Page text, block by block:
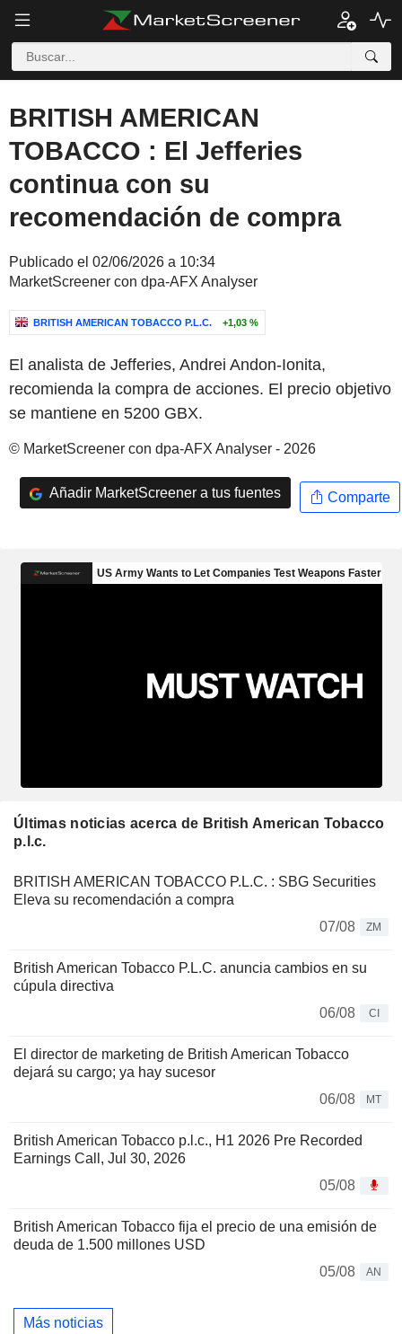
BRITISH AMERICAN
TOBACCO : El Jefferies
continua con su
recomendación de compra
Publicado el 02/06/2026 a 10:34
MarketScreener con dpa-AFX Analyser
BRITISH AMERICAN TOBACCO P.L.C. +1,03 %
El analista de Jefferies, Andrei Andon-Ionita,
recomienda la compra de acciones. El precio objetivo
se mantiene en 5200 GBX.
© MarketScreener con dpa-AFX Analyser - 2026
Añadir MarketScreener a tus fuentes Comparte
Últimas noticias acerca de British American Tobacco
p.l.c.
BRITISH AMERICAN TOBACCO P.L.C. : SBG Securities
Eleva su recomendación a compra
07/08
ZM
British American Tobacco P.L.C. anuncia cambios en su
cúpula directiva
06/08
CI
El director de marketing de British American Tobacco
dejará su cargo; ya hay sucesor
06/08
MT
British American Tobacco p.l.c., H1 2026 Pre Recorded
Earnings Call, Jul 30, 2026
05/08
British American Tobacco fija el precio de una emisión de
deuda de 1.500 millones USD
05/08
AN
Más noticias